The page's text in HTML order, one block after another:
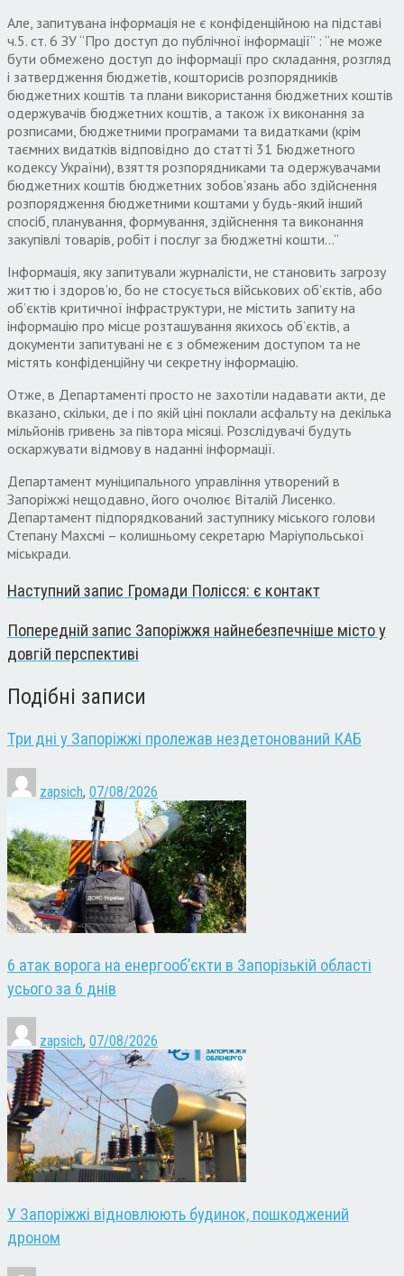
Але, запитувана інформація не є конфіденційною на підставі
ч.5. ст. 6 ЗУ “Про доступ до публічної інформації” : “не може
бути обмежено доступ до інформації про складання, розгляд
і затвердження бюджетів, кошторисів розпорядників
бюджетних коштів та плани використання бюджетних коштів
одержувачів бюджетних коштів, а також їх виконання за
розписами, бюджетними програмами та видатками (крім
таємних видатків відповідно до статті 31 Бюджетного
кодексу України), взяття розпорядниками та одержувачами
бюджетних коштів бюджетних зобов’язань або здійснення
розпорядження бюджетними коштами у будь-який інший
спосіб, планування, формування, здійснення та виконання
закупівлі товарів, робіт і послуг за бюджетні кошти…”
Інформація, яку запитували журналісти, не становить загрозу
життю і здоров’ю, бо не стосується військових об’єктів, або
об’єктів критичної інфраструктури, не містить запиту на
інформацію про місце розташування якихось об’єктів, а
документи запитувані не є з обмеженим доступом та не
містять конфіденційну чи секретну інформацію.
Отже, в Департаменті просто не захотіли надавати акти, де
вказано, скільки, де і по якій ціні поклали асфальту на декілька
мільйонів гривень за півтора місяці. Розслідувачі будуть
оскаржувати відмову в наданні інформації.
Департамент муніципального управління утворений в
Запоріжжі нещодавно, його очолює Віталій Лисенко.
Департамент підпорядкований заступнику міського голови
Степану Махсмі – колишньому секретарю Маріупольської
міськради.
Наступний запис Громади Полісся: є контакт
Попередній запис Запоріжжя найнебезпечніше місто у
довгій перспективі
Подібні записи
Три дні у Запоріжжі пролежав нездетонований КАБ
zapsich, 07/08/2026
6 атак ворога на енергооб’єкти в Запорізькій області
усього за 6 днів
zapsich, 07/08/2026
У Запоріжжі відновлюють будинок, пошкоджений
дроном